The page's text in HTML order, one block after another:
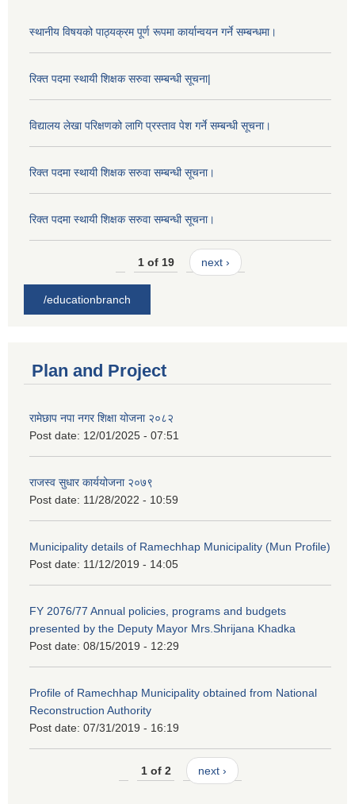
स्थानीय विषयको पाठ्यक्रम पूर्ण रूपमा कार्यान्वयन गर्ने सम्बन्धमा।
रिक्त पदमा स्थायी शिक्षक सरुवा सम्बन्धी सूचना|
विद्यालय लेखा परिक्षणको लागि प्रस्ताव पेश गर्ने सम्बन्धी सूचना।
रिक्त पदमा स्थायी शिक्षक सरुवा सम्बन्धी सूचना।
रिक्त पदमा स्थायी शिक्षक सरुवा सम्बन्धी सूचना।
1 of 19 next ›
/educationbranch
Plan and Project
रामेछाप नपा नगर शिक्षा योजना २०८२
Post date: 12/01/2025 - 07:51
राजस्व सुधार कार्ययोजना २०७९
Post date: 11/28/2022 - 10:59
Municipality details of Ramechhap Municipality (Mun Profile)
Post date: 11/12/2019 - 14:05
FY 2076/77 Annual policies, programs and budgets
presented by the Deputy Mayor Mrs.Shrijana Khadka
Post date: 08/15/2019 - 12:29
Profile of Ramechhap Municipality obtained from National
Reconstruction Authority
Post date: 07/31/2019 - 16:19
1 of 2 next ›